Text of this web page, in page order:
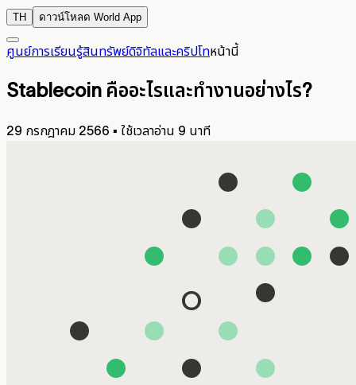
TH ดาวน์โหลด World App
ศูนย์การเรียนรู้สินทรัพย์ดิจิทัลและคริปโทหน้านี้
Stablecoin คืออะไรและทำงานอย่างไร?
29 กรกฎาคม 2566 ▪ ใช้เวลาอ่าน 9 นาที